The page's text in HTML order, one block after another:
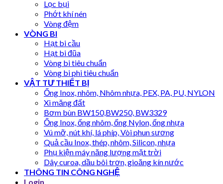
Lọc bụi
Phớt khí nén
Vòng đệm
VÒNG BI
Hạt bi cầu
Hạt bi đũa
Vòng bi tiêu chuẩn
Vòng bi phi tiêu chuẩn
VẬT TƯ THIẾT BỊ
Ống Inox, nhôm, Nhôm nhựa, PEX, PA, PU, NYLON
Xi măng đất
Bơm bùn BW150,BW250, BW3329
Ống Inox, ống nhôm, ống Nylon, ống nhựa
Vú mỡ, nút khí, lá phíp, Vòi phun sương
Quả cầu Inox, thép, nhôm, Silicon, nhựa
Phụ kiện máy năng lượng mặt trời
Dây curoa, dầu bôi trơn, gioăng kín nước
THÔNG TIN CÔNG NGHỆ
Login